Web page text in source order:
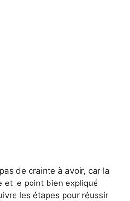
de crainte à avoir, car la
et le point bien expliqué
les étapes pour réussir